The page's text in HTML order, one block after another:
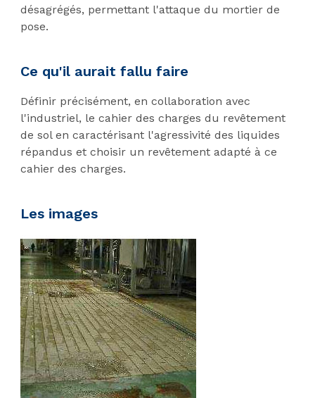
désagrégés, permettant l'attaque du mortier de
pose.
Ce qu'il aurait fallu faire
Définir précisément, en collaboration avec
l'industriel, le cahier des charges du revêtement
de sol en caractérisant l'agressivité des liquides
répandus et choisir un revêtement adapté à ce
cahier des charges.
Les images